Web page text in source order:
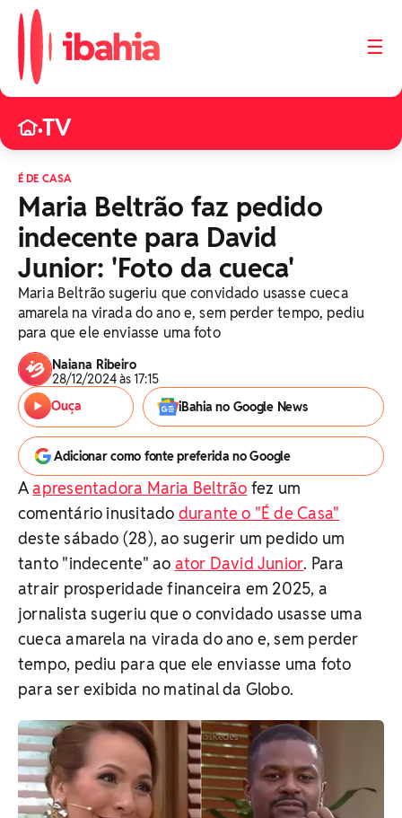
☰
•TV
É DE CASA
Maria Beltrão faz pedido
indecente para David
Junior: 'Foto da cueca'
Maria Beltrão sugeriu que convidado usasse cueca
amarela na virada do ano e, sem perder tempo, pediu
para que ele enviasse uma foto
Naiana Ribeiro
28/12/2024 às 17:15
Ouça
iBahia no Google News
Adicionar como fonte preferida no Google
Aapresentadora Maria Beltrão fez um
comentário inusitado durante o "É de Casa"
deste sábado (28), ao sugerir um pedido um
tanto "indecente" ao ator David Junior. Para
atrair prosperidade financeira em 2025, a
jornalista sugeriu que o convidado usasse uma
cueca amarela na virada do ano e, sem perder
tempo, pediu para que ele enviasse uma foto
para ser exibida no matinal da Globo.